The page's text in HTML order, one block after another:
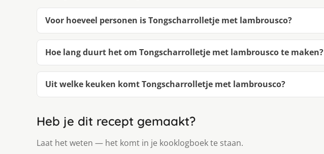
Voor hoeveel personen is Tongscharrolletje met lambrousco?
Hoe lang duurt het om Tongscharrolletje met lambrousco te maken?
Uit welke keuken komt Tongscharrolletje met lambrousco?
Heb je dit recept gemaakt?
Laat het weten — het komt in je kooklogboek te staan.